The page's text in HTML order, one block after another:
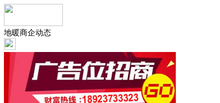
地暖商企动态